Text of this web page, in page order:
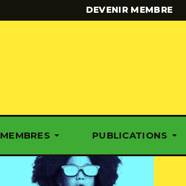
DEVENIR MEMBRE
MEMBRES PUBLICATIONS